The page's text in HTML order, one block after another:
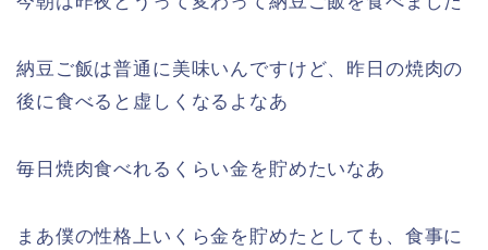
納豆ご飯は普通に美味いんですけど、昨日の焼肉の
後に食べると虚しくなるよなあ
毎日焼肉食べれるくらい金を貯めたいなあ
まあ僕の性格上いくら金を貯めたとしても、食事に